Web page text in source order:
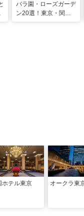
バラ園・ローズガーデ
ン20選！東京・関東
ホテル東京 オークラ東